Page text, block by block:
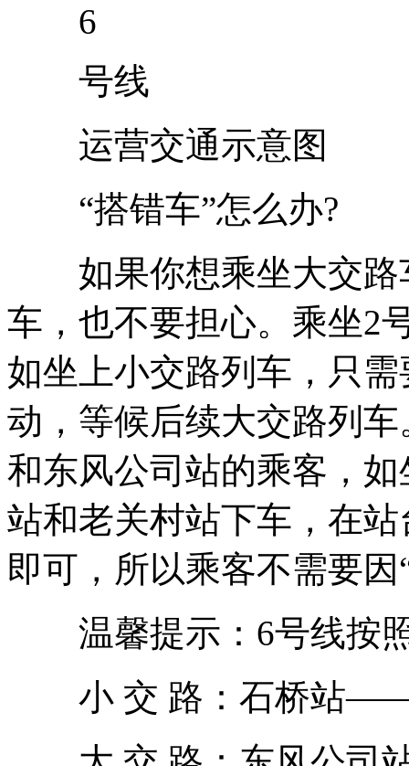
6
号线
运营交通示意图
“搭错车”怎么办?
如果你想乘坐大交路
车，也不要担心。乘坐2
如坐上小交路列车，只
动，等候后续大交路列
和东风公司站的乘客，
站和老关村站下车，在
即可，所以乘客不需要因
温馨提示：6号线按照
小 交 路：石桥站——